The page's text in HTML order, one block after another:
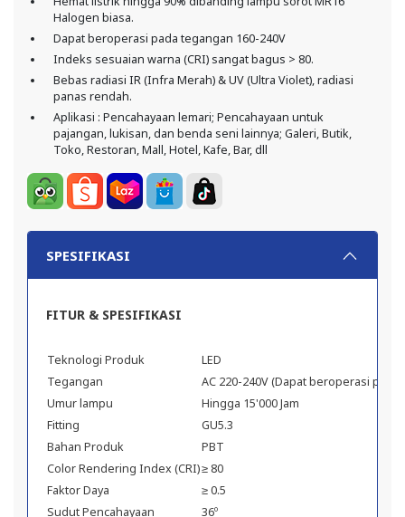
Halogen biasa.
Dapat beroperasi pada tegangan 160-240V
Indeks sesuaian warna (CRI) sangat bagus > 80.
Bebas radiasi IR (Infra Merah) & UV (Ultra Violet), radiasi
panas rendah.
Aplikasi : Pencahayaan lemari; Pencahayaan untuk
pajangan, lukisan, dan benda seni lainnya; Galeri, Butik,
Toko, Restoran, Mall, Hotel, Kafe, Bar, dll
SPESIFIKASI
FITUR & SPESIFIKASI
Teknologi Produk
LED
Tegangan
AC 220-240V (Dapat beroperasi pada
Umur lampu
Hingga 15'000 Jam
Fitting
GU5.3
Bahan Produk
PBT
Color Rendering Index (CRI)≥ 80
Faktor Daya
≥ 0.5
Sudut Pencahayaan
36º